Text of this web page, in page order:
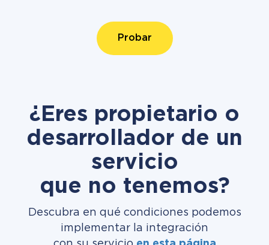
Probar
¿Eres propietario o
desarrollador de un
servicio
que no tenemos?
Descubra en qué condiciones podemos
implementar la integración